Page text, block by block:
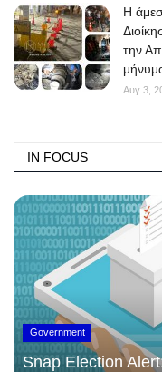
Η
την
Αυγ 3,
IN FOCUS
Government
Snap Election